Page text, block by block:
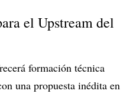
el Upstream del
formación técnica
una propuesta inédita en